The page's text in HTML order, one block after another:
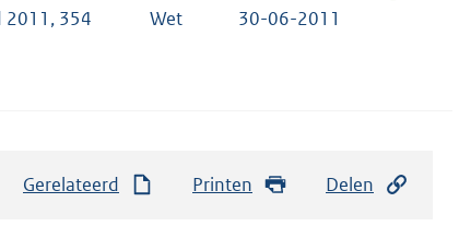
2011, 354 Wet 30-06-2011
Gerelateerd Printen Delen